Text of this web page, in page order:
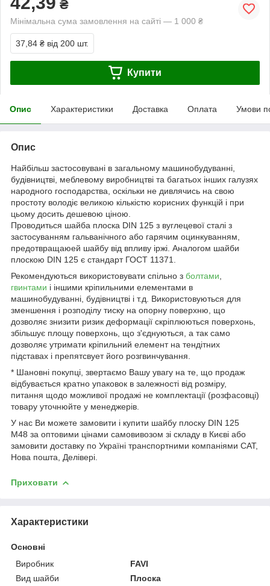
₴
Мінімальна сума замовлення на сайті — 1 000 ₴
37,84 ₴ від 200 шт.
Купити
Опис Характеристики Доставка Оплата Умови
Опис
Найбільш застосовувані в загальному машинобудуванні,
будівництві, меблевому виробництві та багатьох інших галузях
народного господарства, оскільки не дивлячись на свою
простоту володіє великою кількістю корисних функцій і при
цьому досить дешевою ціною.
Проводиться шайба плоска DIN 125 з вуглецевої сталі з
застосуванням гальванічного або гарячим оцинкуванням,
предотвращаюей шайбу від впливу іржі. Аналогом шайби
плоскою DIN 125 є стандарт ГОСТ 11371.
Рекомендуються використовувати спільно з болтами
гвинтами і іншими кріпильними елементами в
машинобудуванні, будівництві і т.д. Використовуються для
зменшення і розподілу тиску на опорну поверхню, що
дозволяє знизити ризик деформації скріплюються поверхонь,
збільшує площу поверхонь, що з'єднуються, а так само
дозволяє утримати кріпильний елемент на тендітних
підставах і препятсвует його розгвинчування.
* Шановні покупці, звертаємо Вашу увагу на те, що продаж
відбувається кратно упаковок в залежності від розміру,
питання щодо можливої продажі не комплектації (розфасовці)
товару уточнюйте у менеджерів.
У нас Ви можете замовити і купити шайбу плоску DIN 125
М48 за оптовими цінами самовивозом зі складу в Києві або
замовити доставку по Україні транспортними компаніями САТ,
Нова пошта, Делівері.
Приховати
Характеристики
Основні
Виробник
FAVI
Вид шайби
Плоска